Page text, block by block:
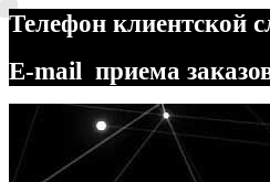
Телефон клиентской
E-mail приема
Перейти
навигации
Перейти
содержимому